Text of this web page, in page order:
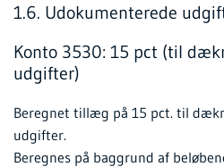
1.6. Udokumenterede
Konto 3530: 15 pct (til
udgifter)
Beregnet tillæg på 15 pct. til
udgifter.
Beregnes på baggrund af